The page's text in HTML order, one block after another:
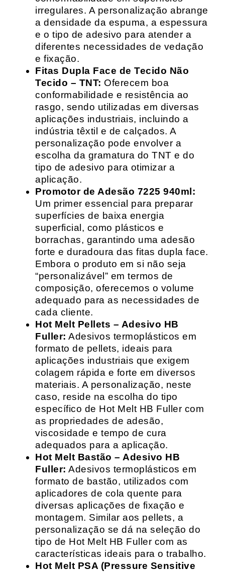
irregulares. A personalização abrange
a densidade da espuma, a espessura
e o tipo de adesivo para atender a
diferentes necessidades de vedação
e fixação.
Fitas Dupla Face de Tecido Não
Tecido – TNT: Oferecem boa
conformabilidade e resistência ao
rasgo, sendo utilizadas em diversas
aplicações industriais, incluindo a
indústria têxtil e de calçados. A
personalização pode envolver a
escolha da gramatura do TNT e do
tipo de adesivo para otimizar a
aplicação.
Promotor de Adesão 7225 940ml:
Um primer essencial para preparar
superfícies de baixa energia
superficial, como plásticos e
borrachas, garantindo uma adesão
forte e duradoura das fitas dupla face.
Embora o produto em si não seja
“personalizável” em termos de
composição, oferecemos o volume
adequado para as necessidades de
cada cliente.
Hot Melt Pellets – Adesivo HB
Fuller: Adesivos termoplásticos em
formato de pellets, ideais para
aplicações industriais que exigem
colagem rápida e forte em diversos
materiais. A personalização, neste
caso, reside na escolha do tipo
específico de Hot Melt HB Fuller com
as propriedades de adesão,
viscosidade e tempo de cura
adequados para a aplicação.
Hot Melt Bastão – Adesivo HB
Fuller: Adesivos termoplásticos em
formato de bastão, utilizados com
aplicadores de cola quente para
diversas aplicações de fixação e
montagem. Similar aos pellets, a
personalização se dá na seleção do
tipo de Hot Melt HB Fuller com as
características ideais para o trabalho.
Hot Melt PSA (Pressure Sensitive